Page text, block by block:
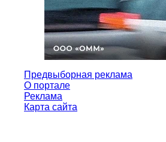
Предвыборная реклама
О портале
Реклама
Карта сайта